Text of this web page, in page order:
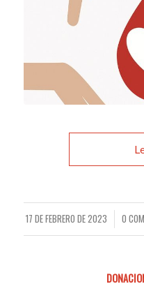
17 DE FEBRERO DE 2023
/ 0 /